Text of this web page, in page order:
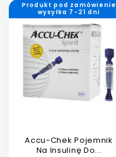
Accu-Chek Pojemnik
Na Insulinę Do...
Produkt pod zamówienie
wysyłka 7-21 dni